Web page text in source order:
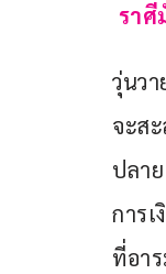
ราศี
วุ่นว
จะส
ปลา
การ
ที่อา